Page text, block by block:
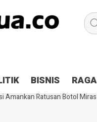
BISNIS
Patroli 2×24 jam di Kota
Sentani Terbakar
Hibah
Amankan Ratusan Botol